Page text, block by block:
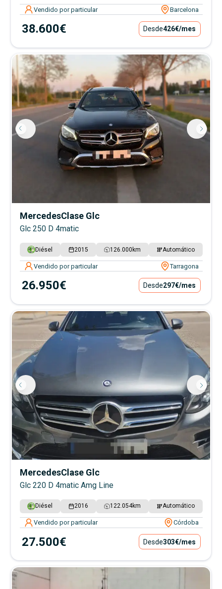
Vendido por particular Barcelona
38.600€ Desde426€/mes
MercedesClase Glc
Glc 250 D 4matic
Diésel 2015 126.000 km Automático
Vendido por particular Tarragona
26.950€ Desde297€/mes
MercedesClase Glc
Glc 220 D 4matic Amg Line
Diésel 2016 122.054km Automático
Vendido por particular Córdoba
27.500€ Desde303€/mes